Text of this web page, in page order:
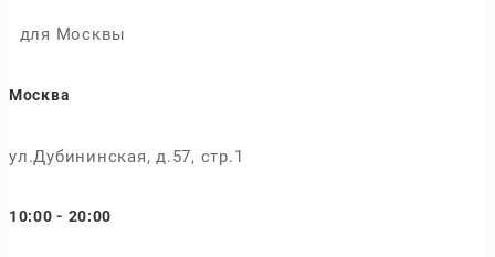
для Москвы
Москва
ул.Дубининская, д.57, стр.1
10:00 - 20:00